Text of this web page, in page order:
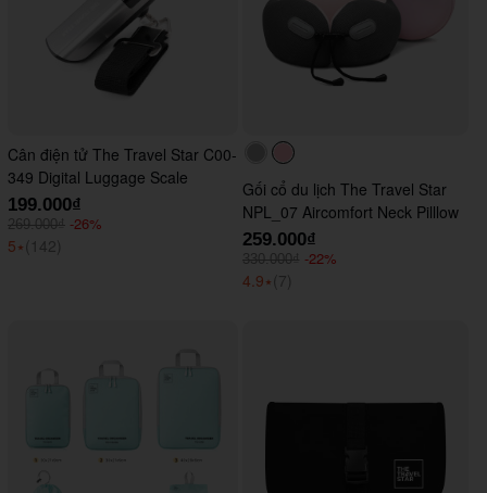
Cân điện tử The Travel Star C00-
349 Digital Luggage Scale
199.000₫
269.000₫ -26%
5⭑ (142)
#acacac#ffc0cb
Gối cổ du lịch The Travel Star
NPL_07 Aircomfort Neck Pilllow
259.000₫
330.000₫ -22%
4.9⭑ (7)